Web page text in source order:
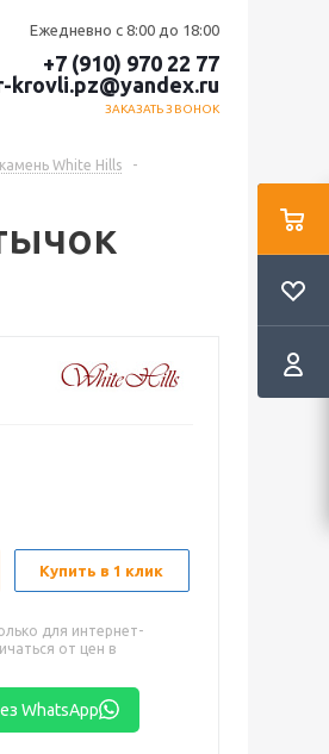
Ежедневно с 8:00 до 18:00
+7 (910) 970 22 77
krovli.pz@yandex.ru
ЗАКАЗАТЬ ЗВОНОК
White Hills
-
Купить в 1 клик
для интернет-
от цен в
WhatsApp